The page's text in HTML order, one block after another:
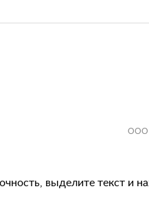
ООО
выделите текст и